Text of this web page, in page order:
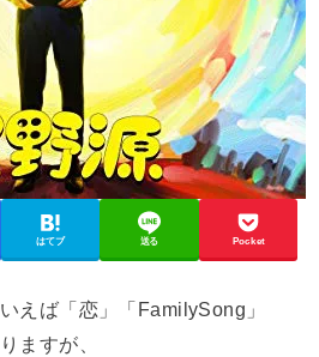
はてブ 送る Pocket
えば「恋」「FamilySong」
ますが、